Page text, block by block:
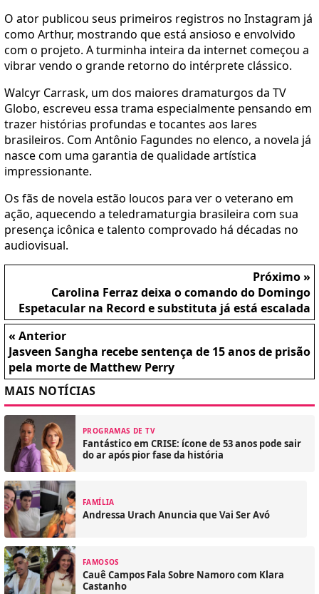
O ator publicou seus primeiros registros no Instagram já
como Arthur, mostrando que está ansioso e envolvido
com o projeto. A turminha inteira da internet começou a
vibrar vendo o grande retorno do intérprete clássico.
Walcyr Carrask, um dos maiores dramaturgos da TV
Globo, escreveu essa trama especialmente pensando em
trazer histórias profundas e tocantes aos lares
brasileiros. Com Antônio Fagundes no elenco, a novela já
nasce com uma garantia de qualidade artística
impressionante.
Os fãs de novela estão loucos para ver o veterano em
ação, aquecendo a teledramaturgia brasileira com sua
presença icônica e talento comprovado há décadas no
audiovisual.
Próximo »
Carolina Ferraz deixa o comando do Domingo
Espetacular na Record e substituta já está escalada
« Anterior
Jasveen Sangha recebe sentença de 15 anos de prisão
pela morte de Matthew Perry
MAIS NOTÍCIAS
PROGRAMAS DE TV
Fantástico em CRISE: ícone de 53 anos pode sair
do ar após pior fase da história
FAMÍLIA
Andressa Urach Anuncia que Vai Ser Avó
FAMOSOS
Cauê Campos Fala Sobre Namoro com Klara
Castanho